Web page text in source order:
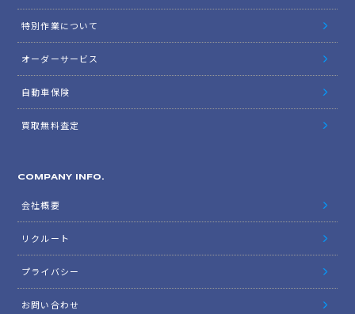
特別作業について
オーダーサービス
自動車保険
買取無料査定
COMPANY INFO.
会社概要
リクルート
プライバシー
お問い合わせ